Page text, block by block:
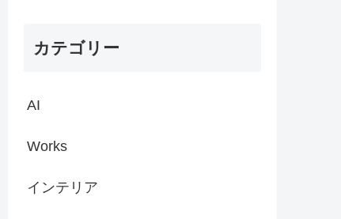
カテゴリー
AI
Works
インテリア